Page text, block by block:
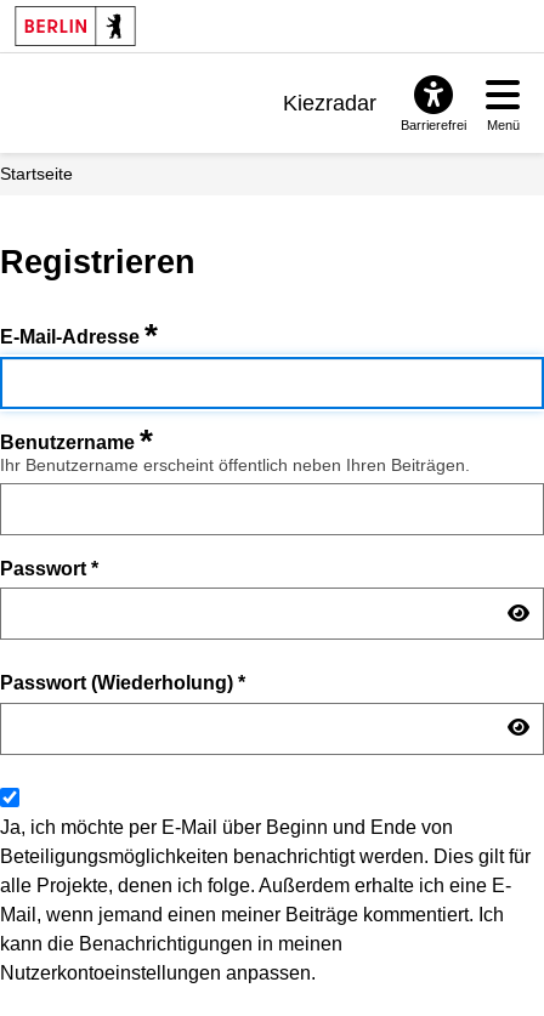
Kiezradar
Barrierefrei Menü
Startseite
Registrieren
E-Mail-Adresse *
Benutzername *
Ihr Benutzername erscheint öffentlich neben Ihren Beiträgen.
Passwort *
Passwort (Wiederholung) *
Ja, ich möchte per E-Mail über Beginn und Ende von
Beteiligungsmöglichkeiten benachrichtigt werden. Dies gilt für
alle Projekte, denen ich folge. Außerdem erhalte ich eine E-
Mail, wenn jemand einen meiner Beiträge kommentiert. Ich
kann die Benachrichtigungen in meinen
Nutzerkontoeinstellungen anpassen.